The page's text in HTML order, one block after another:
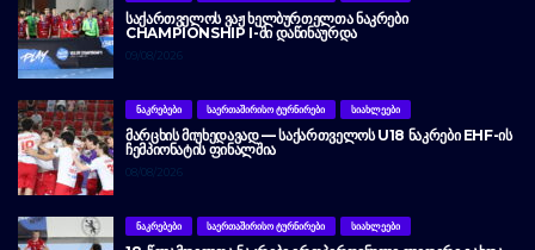
ᲡᲐᲥᲐᲠᲗᲕᲔᲚᲝᲡ ᲕᲐᲟ ᲮᲔᲚᲑᲣᲠᲗᲔᲚᲗᲐ ᲜᲐᲙᲠᲔᲑᲘ
CHAMPIONSHIP I-ᲨᲘ ᲓᲐᲬᲘᲜᲐᲣᲠᲓᲐ
09/08/2026
ᲜᲐᲙᲠᲔᲑᲔᲑᲘ ᲡᲐᲔᲠᲗᲐᲨᲘᲠᲘᲡᲝ ᲢᲣᲠᲜᲘᲠᲔᲑᲘ ᲡᲘᲐᲮᲚᲔᲔᲑᲘ
ᲛᲐᲠᲪᲮᲘᲡ ᲛᲘᲣᲮᲔᲓᲐᲕᲐᲓ — ᲡᲐᲥᲐᲠᲗᲕᲔᲚᲝᲡ U18 ᲜᲐᲙᲠᲔᲑᲘ EHF-ᲘᲡ
ᲩᲔᲛᲞᲘᲝᲜᲐᲢᲘᲡ ᲤᲘᲜᲐᲚᲨᲘᲐ
08/08/2026
ᲜᲐᲙᲠᲔᲑᲔᲑᲘ ᲡᲐᲔᲠᲗᲐᲨᲘᲠᲘᲡᲝ ᲢᲣᲠᲜᲘᲠᲔᲑᲘ ᲡᲘᲐᲮᲚᲔᲔᲑᲘ